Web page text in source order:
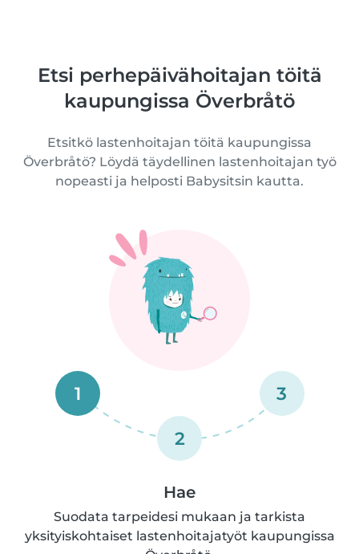
Etsi perhepäivähoitajan töitä
kaupungissa Överbråtö
Etsitkö lastenhoitajan töitä kaupungissa
Överbråtö? Löydä täydellinen lastenhoitajan työ
nopeasti ja helposti Babysitsin kautta.
1
2
3
Hae
Suodata tarpeidesi mukaan ja tarkista
yksityiskohtaiset lastenhoitajatyöt kaupungissa